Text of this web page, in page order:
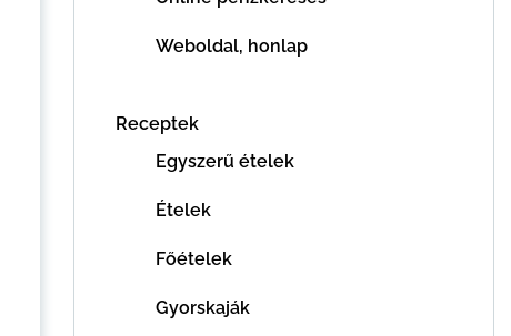
Weboldal, honlap
Receptek
Egyszerű ételek
Ételek
Főételek
Gyorskaják